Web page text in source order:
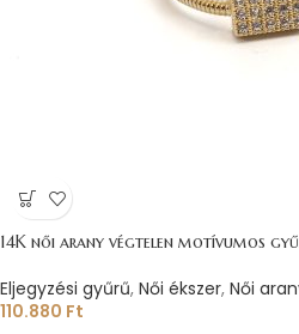
14K női arany végtelen motívumos
Eljegyzési gyűrű, Női ékszer, Női
110.880 Ft